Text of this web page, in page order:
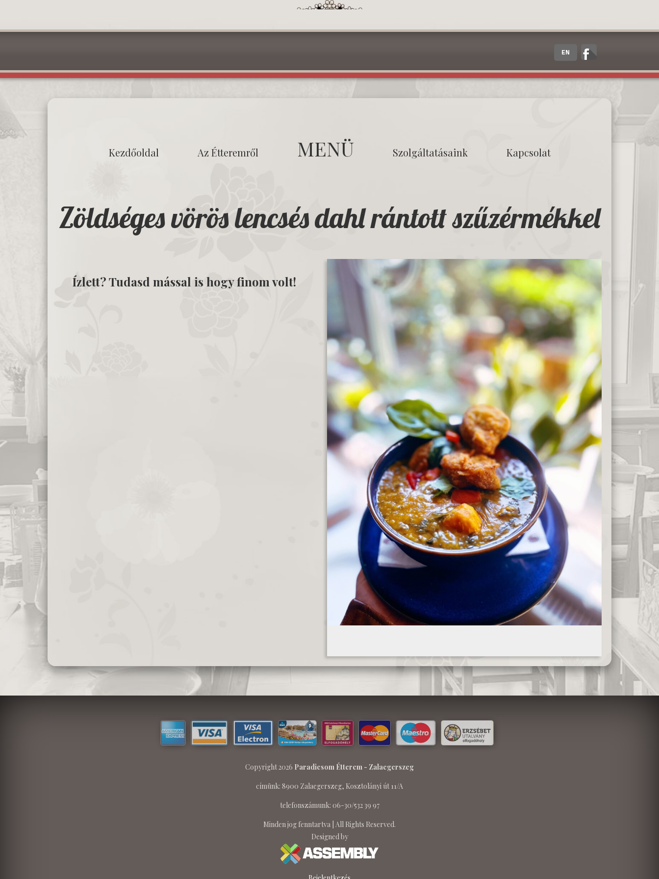
EN
Kezdőoldal Az Étteremről MENÜ Szolgáltatásaink Kapcsolat
Zöldséges vörös lencsés dahl rántott szűzérmékkel
Ízlett? Tudasd mással is hogy finom volt!
Copyright 2026 Paradicsom Étterem - Zalaegerszeg
címünk: 8900 Zalaegerszeg, Kosztolányi út 11/A
telefonszámunk: 06-30/532 39 97
Minden jog fenntartva | All Rights Reserved.
Designed by